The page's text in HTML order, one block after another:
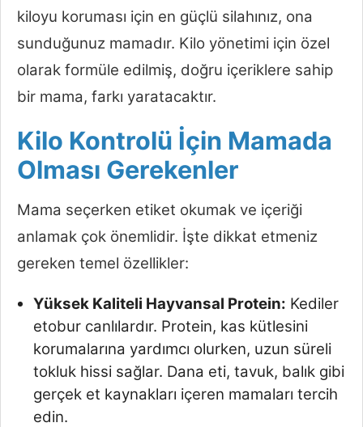
kiloyu koruması için en güçlü silahınız, ona
sunduğunuz mamadır. Kilo yönetimi için özel
olarak formüle edilmiş, doğru içeriklere sahip
bir mama, farkı yaratacaktır.
Kilo Kontrolü İçin Mamada
Olması Gerekenler
Mama seçerken etiket okumak ve içeriği
anlamak çok önemlidir. İşte dikkat etmeniz
gereken temel özellikler:
Yüksek Kaliteli Hayvansal Protein: Kediler
etobur canlılardır. Protein, kas kütlesini
korumalarına yardımcı olurken, uzun süreli
tokluk hissi sağlar. Dana eti, tavuk, balık gibi
gerçek et kaynakları içeren mamaları tercih
edin.